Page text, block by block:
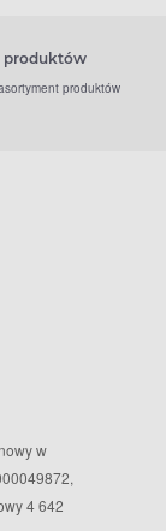
produktów
produktów
w
4 642